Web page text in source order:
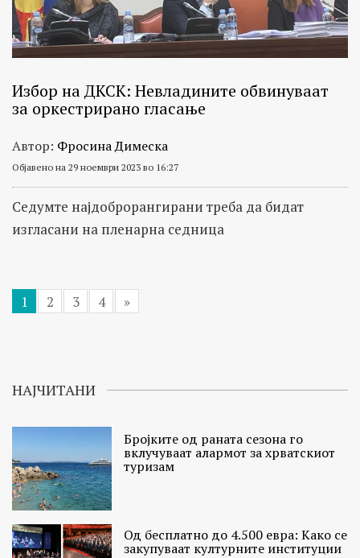
Избор на ДКСК: Невладините обвинуваат
за оркестрирано гласање
Автор: Фросина Димеска
Објавено на 29 ноември 2023 во 16:27
Седумте најдоброрангирани треба да бидат
изгласани на пленарна седница
1 2 3 4 »
НАЈЧИТАНИ
Бројките од раната сезона го
вклучуваат алармот за хрватскиот
туризам
Од бесплатно до 4.500 евра: Како се
закупуваат културните институции